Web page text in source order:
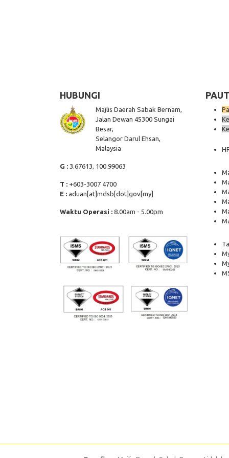
HUBUNGI
Majlis Daerah Sabak Bernam,
Jalan Dewan 45300 Sungai
Besar,
Selangor Darul Ehsan,
Malaysia
G : 3.67613, 100.99063
T : +603-3007 4700
E : aduan[at]mdsb[dot]gov[my]
Waktu Operasi : 8.00am - 5.00pm